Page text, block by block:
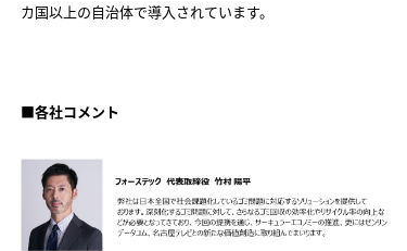
カ国以上の自治体で導入されています。
■各社コメント